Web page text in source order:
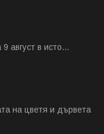
август в исто...
на цветя и дървета